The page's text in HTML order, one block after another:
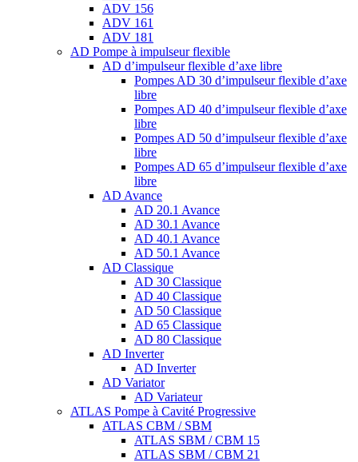
ADV 156
ADV 161
ADV 181
AD Pompe à impulseur flexible
AD d’impulseur flexible d’axe libre
Pompes AD 30 d’impulseur flexible d’axe
libre
Pompes AD 40 d’impulseur flexible d’axe
libre
Pompes AD 50 d’impulseur flexible d’axe
libre
Pompes AD 65 d’impulseur flexible d’axe
libre
AD Avance
AD 20.1 Avance
AD 30.1 Avance
AD 40.1 Avance
AD 50.1 Avance
AD Classique
AD 30 Classique
AD 40 Classique
AD 50 Classique
AD 65 Classique
AD 80 Classique
AD Inverter
AD Inverter
AD Variator
AD Variateur
ATLAS Pompe à Cavité Progressive
ATLAS CBM / SBM
ATLAS SBM / CBM 15
ATLAS SBM / CBM 21